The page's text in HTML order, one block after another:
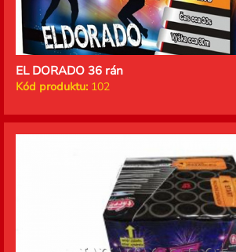
EL DORADO 36 rán
Kód produktu: 102